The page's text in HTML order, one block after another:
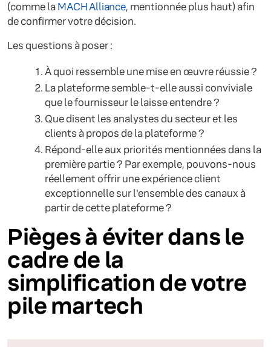
(comme laMACH Alliance, mentionnée plus haut) afin
de confirmer votre décision.
Les questions à poser :
À quoi ressemble une mise en œuvre réussie ?
La plateforme semble-t-elle aussi conviviale
que le fournisseur le laisse entendre ?
Que disent les analystes du secteur et les
clients à propos de la plateforme ?
Répond-elle aux priorités mentionnées dans la
première partie ? Par exemple, pouvons-nous
réellement offrir une expérience client
exceptionnelle sur l'ensemble des canaux à
partir de cette plateforme ?
Pièges à éviter dans le
cadre de la
simplification de votre
pile martech